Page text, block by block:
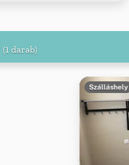
(1 darab)
Szálláshely